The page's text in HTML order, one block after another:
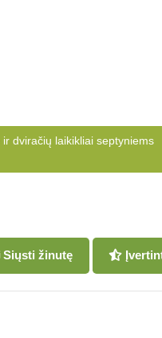
dviračių laikikliai septyniems
Siųsti žinutę